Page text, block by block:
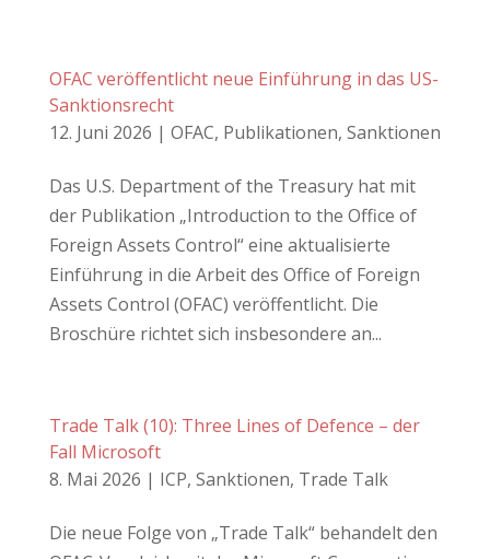
OFAC veröffentlicht neue Einführung in das US-
Sanktionsrecht
12. Juni 2026 | OFAC, Publikationen, Sanktionen
Das U.S. Department of the Treasury hat mit
der Publikation „Introduction to the Office of
Foreign Assets Control“ eine aktualisierte
Einführung in die Arbeit des Office of Foreign
Assets Control (OFAC) veröffentlicht. Die
Broschüre richtet sich insbesondere an...
Trade Talk (10): Three Lines of Defence – der
Fall Microsoft
8. Mai 2026 | ICP, Sanktionen, Trade Talk
Die neue Folge von „Trade Talk“ behandelt den